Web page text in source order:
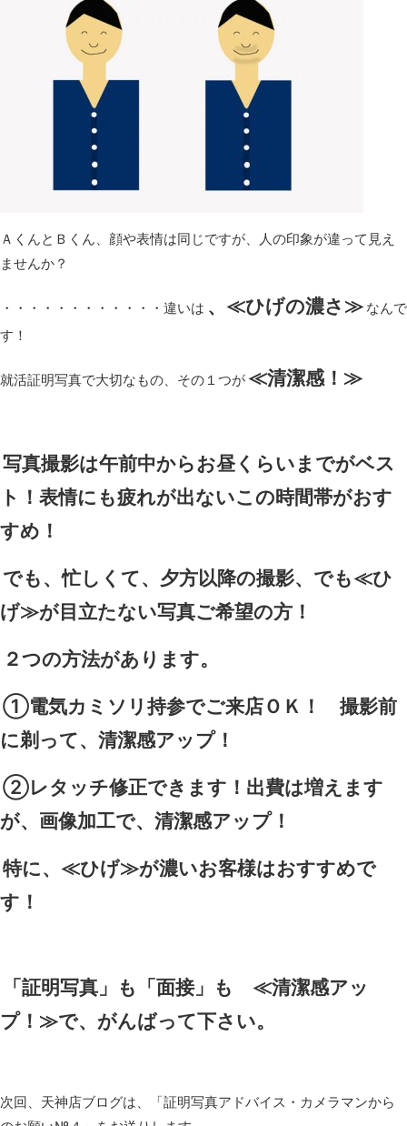
ＡくんとＢくん、顔や表情は同じですが、人の印象が違って見え
ませんか？
・・・・・・・・・・・・違いは 、≪ひげの濃さ≫ なんで
す！
就活証明写真で大切なもの、その１つが≪清潔感！≫
写真撮影は午前中からお昼くらいまでがベス
ト！表情にも疲れが出ないこの時間帯がおす
すめ！
でも、忙しくて、夕方以降の撮影、でも≪ひ
げ≫が目立たない写真ご希望の方！
２つの方法があります。
①電気カミソリ持参でご来店ＯＫ！ 撮影前
に剃って、清潔感アップ！
②レタッチ修正できます！出費は増えます
が、画像加工で、清潔感アップ！
特に、≪ひげ≫が濃いお客様はおすすめで
す！
「証明写真」も「面接」も ≪清潔感アッ
プ！≫で、がんばって下さい。
次回、天神店ブログは、「証明写真アドバイス・カメラマンから